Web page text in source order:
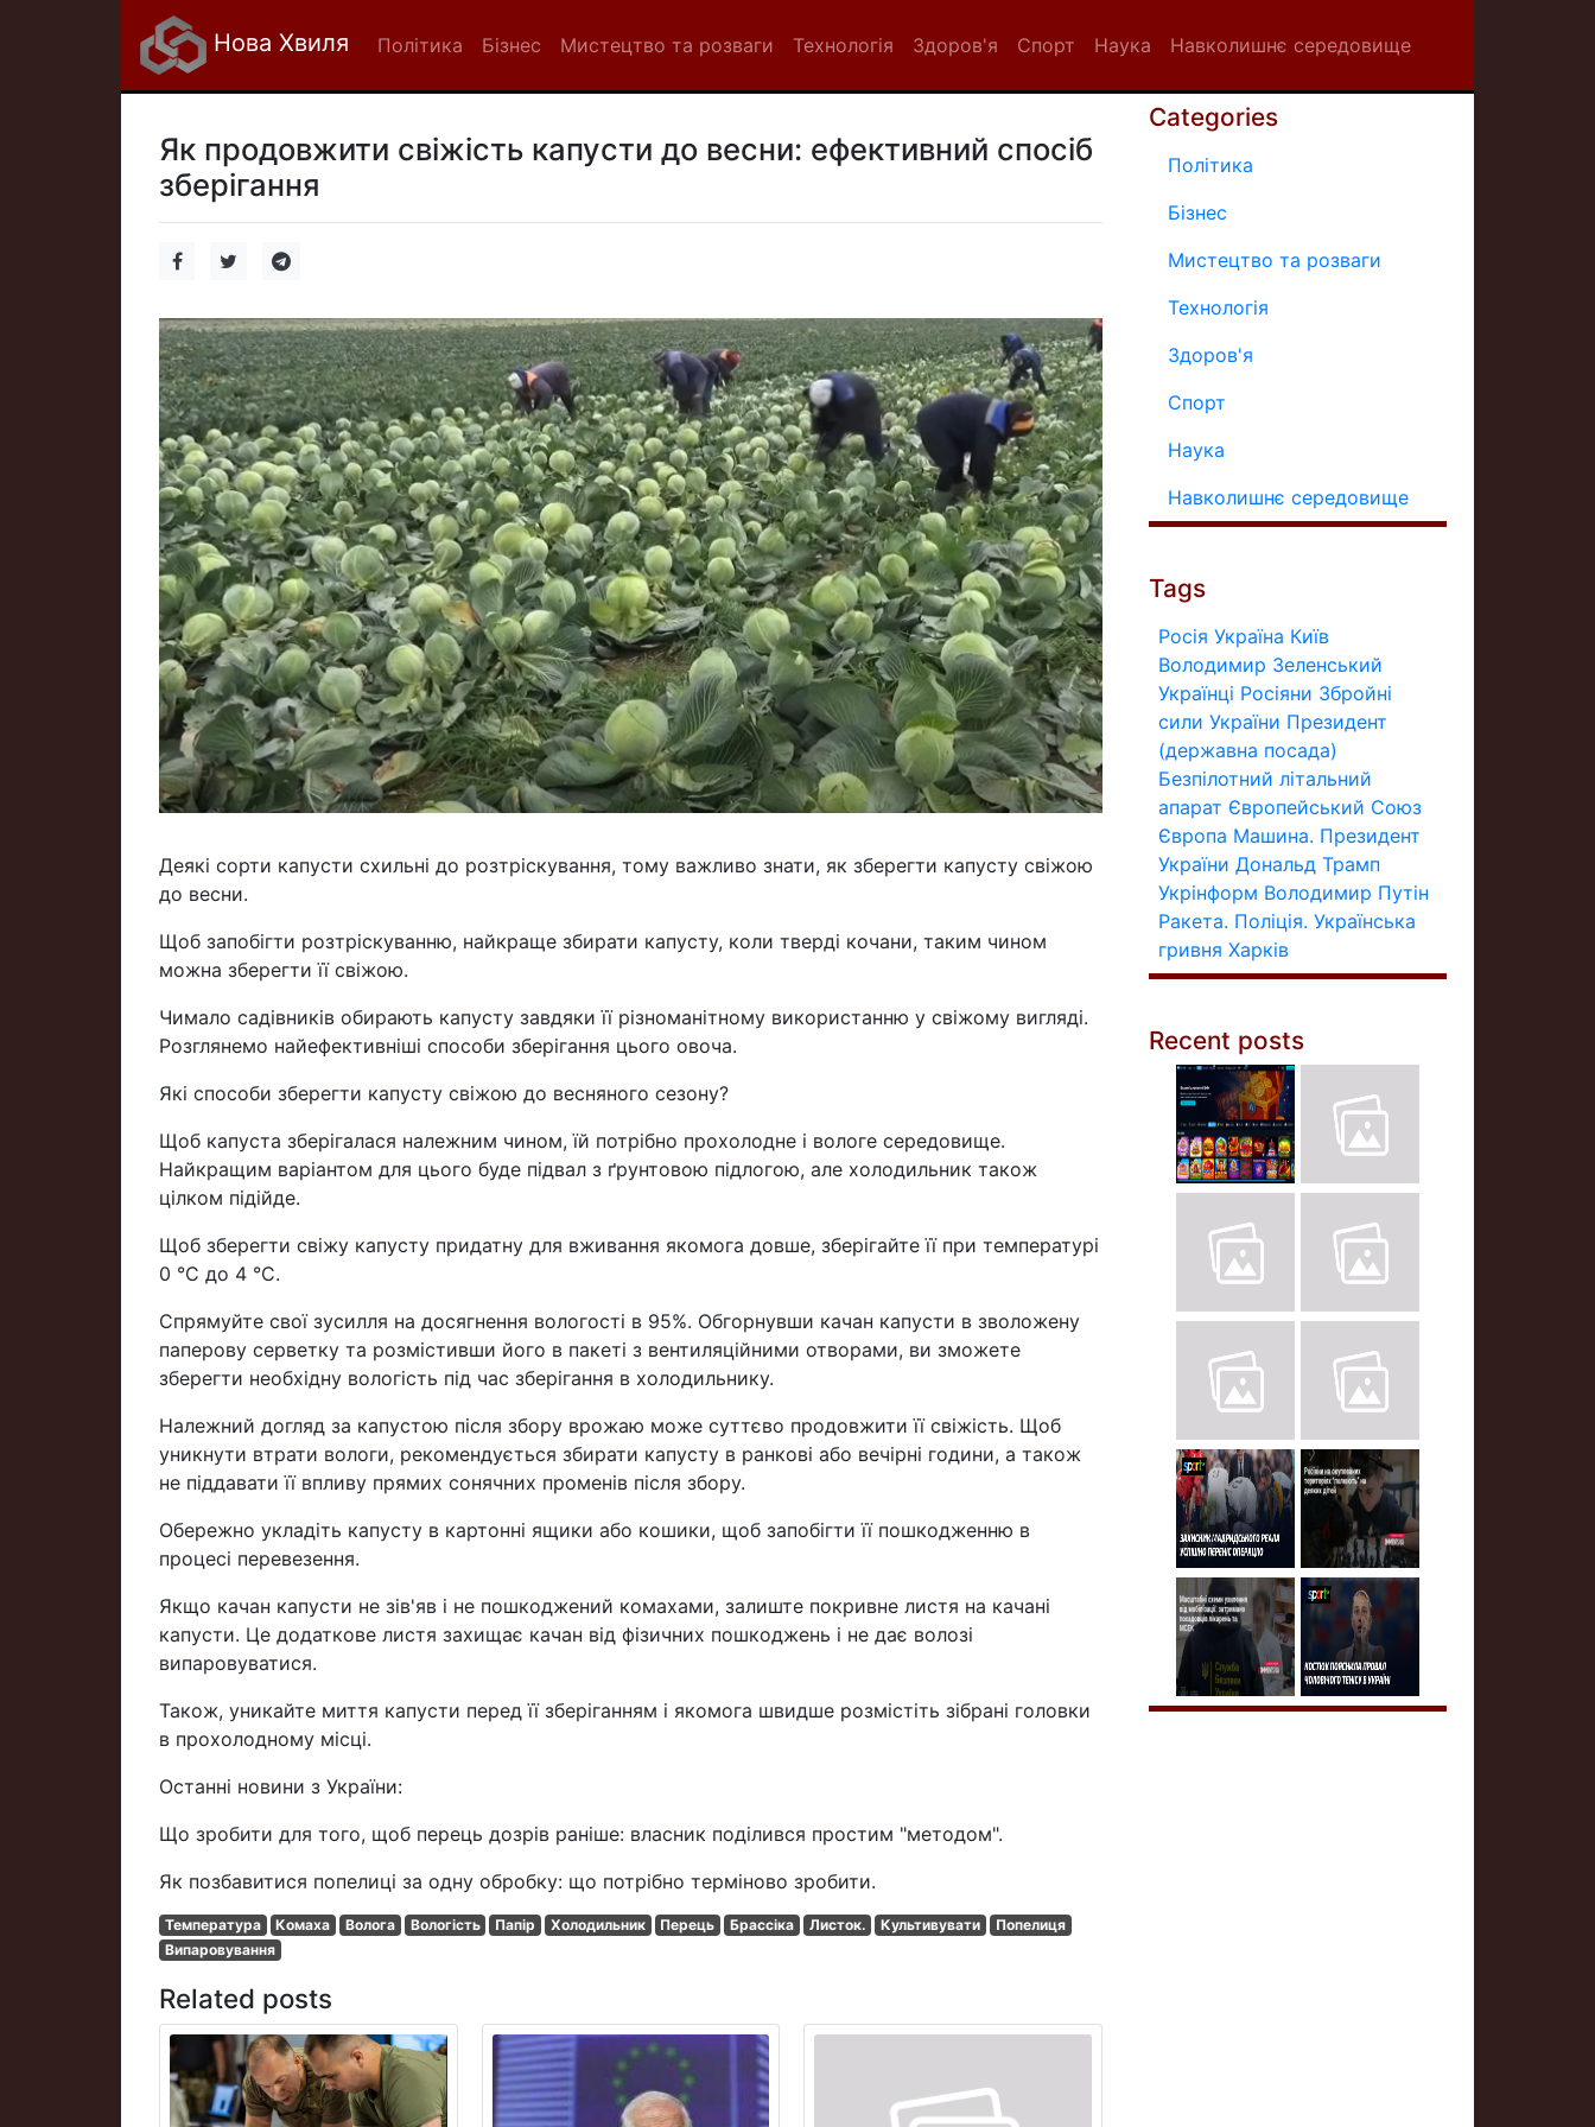
Нова Хвиля Політика Бізнес Мистецтво та розваги Технологія Здоров'я Спорт Наука Навколишнє середовище
Як продовжити свіжість капусти до весни: ефективний спосіб
зберігання
Деякі сорти капусти схильні до розтріскування, тому важливо знати, як зберегти капусту свіжою
до весни.
Щоб запобігти розтріскуванню, найкраще збирати капусту, коли тверді кочани, таким чином
можна зберегти її свіжою.
Чимало садівників обирають капусту завдяки її різноманітному використанню у свіжому вигляді.
Розглянемо найефективніші способи зберігання цього овоча.
Які способи зберегти капусту свіжою до весняного сезону?
Щоб капуста зберігалася належним чином, їй потрібно прохолодне і вологе середовище.
Найкращим варіантом для цього буде підвал з ґрунтовою підлогою, але холодильник також
цілком підійде.
Щоб зберегти свіжу капусту придатну для вживання якомога довше, зберігайте її при температурі
0 °C до 4 °C.
Спрямуйте свої зусилля на досягнення вологості в 95%. Обгорнувши качан капусти в зволожену
паперову серветку та розмістивши його в пакеті з вентиляційними отворами, ви зможете
зберегти необхідну вологість під час зберігання в холодильнику.
Належний догляд за капустою після збору врожаю може суттєво продовжити її свіжість. Щоб
уникнути втрати вологи, рекомендується збирати капусту в ранкові або вечірні години, а також
не піддавати її впливу прямих сонячних променів після збору.
Обережно укладіть капусту в картонні ящики або кошики, щоб запобігти її пошкодженню в
процесі перевезення.
Якщо качан капусти не зів'яв і не пошкоджений комахами, залиште покривне листя на качані
капусти. Це додаткове листя захищає качан від фізичних пошкоджень і не дає волозі
випаровуватися.
Також, уникайте миття капусти перед її зберіганням і якомога швидше розмістіть зібрані головки
в прохолодному місці.
Останні новини з України:
Що зробити для того, щоб перець дозрів раніше: власник поділився простим "методом".
Як позбавитися попелиці за одну обробку: що потрібно терміново зробити.
Температура Комаха Волога Вологість Папір Холодильник Перець Брассіка Листок. Культивувати
Попелиця
Випаровування
Related posts
Categories
Політика
Бізнес
Мистецтво та розваги
Технологія
Здоров'я
Спорт
Наука
Навколишнє середовище
Tags
Росія Україна Київ
Володимир Зеленський
Українці Росіяни Збройні
сили України Президент
(державна посада)
Безпілотний літальний
апарат Європейський Союз
Європа Машина. Президент
України Дональд Трамп
Укрінформ Володимир Путін
Ракета. Поліція. Українська
гривня Харків
Recent posts